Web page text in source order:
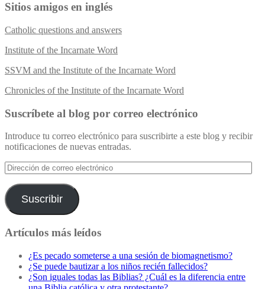
Sitios amigos en inglés
Catholic questions and answers
Institute of the Incarnate Word
SSVM and the Institute of the Incarnate Word
Chronicles of the Institute of the Incarnate Word
Suscríbete al blog por correo electrónico
Introduce tu correo electrónico para suscribirte a este blog y recibir
notificaciones de nuevas entradas.
Dirección
de
correo
electrónico
Suscribir
Artículos más leídos
¿Es pecado someterse a una sesión de biomagnetismo?
¿Se puede bautizar a los niños recién fallecidos?
¿Son iguales todas las Biblias? ¿Cuál es la diferencia entre